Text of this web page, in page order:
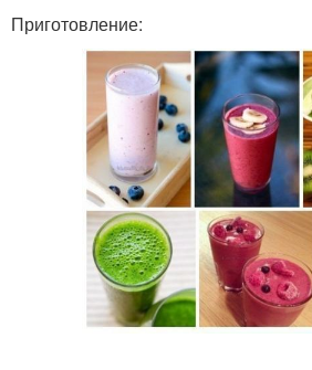
Приготовление: